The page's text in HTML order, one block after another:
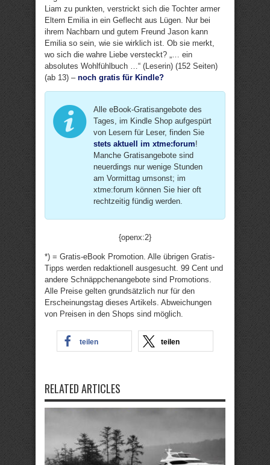
Liam zu punkten, verstrickt sich die Tochter armer
Eltern Emilia in ein Geflecht aus Lügen. Nur bei
ihrem Nachbarn und gutem Freund Jason kann
Emilia so sein, wie sie wirklich ist. Ob sie merkt,
wo sich die wahre Liebe versteckt? „… ein
absolutes Wohlfühlbuch …“ (Leserin) (152 Seiten)
(ab 13) – noch gratis für Kindle?
Alle eBook-Gratisangebote des
Tages, im Kindle Shop aufgespürt
von Lesern für Leser, finden Sie
stets aktuell im xtme:forum!
Manche Gratisangebote sind
neuerdings nur wenige Stunden
am Vormittag umsonst; im
xtme:forum können Sie hier oft
rechtzeitig fündig werden.
{openx:2}
*) = Gratis-eBook Promotion. Alle übrigen Gratis-
Tipps werden redaktionell ausgesucht. 99 Cent und
andere Schnäppchenangebote sind Promotions.
Alle Preise gelten grundsätzlich nur für den
Erscheinungstag dieses Artikels. Abweichungen
von Preisen in den Shops sind möglich.
teilen teilen
RELATED ARTICLES